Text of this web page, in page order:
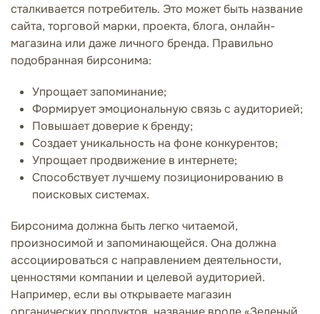
сталкивается потребитель. Это может быть название
сайта, торговой марки, проекта, блога, онлайн-
магазина или даже личного бренда. Правильно
подобранная бирсонима:
Упрощает запоминание;
Формирует эмоциональную связь с аудиторией;
Повышает доверие к бренду;
Создает уникальность на фоне конкурентов;
Упрощает продвижение в интернете;
Способствует лучшему позиционированию в
поисковых системах.
Бирсонима должна быть легко читаемой,
произносимой и запоминающейся. Она должна
ассоциироваться с направлением деятельности,
ценностями компании и целевой аудиторией.
Например, если вы открываете магазин